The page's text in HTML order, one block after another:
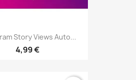
Story Views Auto...
4,99 €